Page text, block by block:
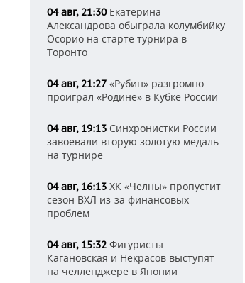
04 авг, 21:30Екатерина
Александрова обыграла колумбийку
Осорио на старте турнира в
Торонто
04 авг, 21:27 «Рубин» разгромно
проиграл «Родине» в Кубке России
04 авг, 19:13 Синхронистки России
завоевали вторую золотую медаль
на турнире
04 авг, 16:13 ХК «Челны» пропустит
сезон ВХЛ из-за финансовых
проблем
04 авг, 15:32 Фигуристы
Кагановская и Некрасов выступят
на челленджере в Японии